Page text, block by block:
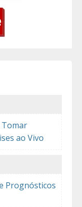
Tomar
ao Vivo
Prognósticos